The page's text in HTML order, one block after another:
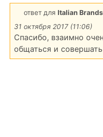
ответ для Italian Brands
31 октября 2017 (11:06)
Спасибо, взаимно
общаться и